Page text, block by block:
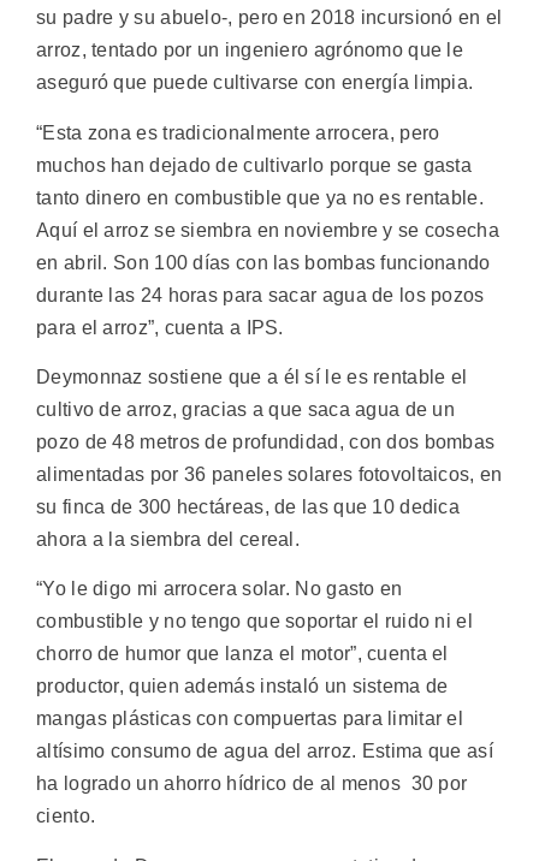
su padre y su abuelo-, pero en 2018 incursionó en el
arroz, tentado por un ingeniero agrónomo que le
aseguró que puede cultivarse con energía limpia.
“Esta zona es tradicionalmente arrocera, pero
muchos han dejado de cultivarlo porque se gasta
tanto dinero en combustible que ya no es rentable.
Aquí el arroz se siembra en noviembre y se cosecha
en abril. Son 100 días con las bombas funcionando
durante las 24 horas para sacar agua de los pozos
para el arroz”, cuenta a IPS.
Deymonnaz sostiene que a él sí le es rentable el
cultivo de arroz, gracias a que saca agua de un
pozo de 48 metros de profundidad, con dos bombas
alimentadas por 36 paneles solares fotovoltaicos, en
su finca de 300 hectáreas, de las que 10 dedica
ahora a la siembra del cereal.
“Yo le digo mi arrocera solar. No gasto en
combustible y no tengo que soportar el ruido ni el
chorro de humor que lanza el motor”, cuenta el
productor, quien además instaló un sistema de
mangas plásticas con compuertas para limitar el
altísimo consumo de agua del arroz. Estima que así
ha logrado un ahorro hídrico de al menos 30 por
ciento.